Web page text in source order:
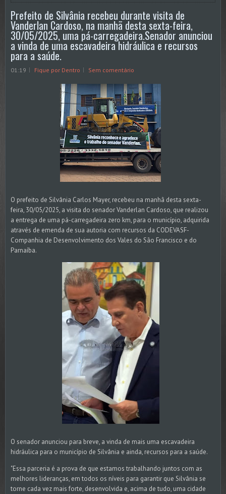
Prefeito de Silvânia recebeu durante visita de
Vanderlan Cardoso, na manhã desta sexta-feira,
30/05/2025, uma pá-carregadeira.Senador anunciou
a vinda de uma escavadeira hidráulica e recursos
para a saúde.
01:19 Fique por Dentro Sem comentário
O prefeito de Silvânia Carlos Mayer, recebeu na manhã desta sexta-
feira, 30/05/2025, a visita do senador Vanderlan Cardoso, que realizou
a entrega de uma pá-carregadeira zero km, para o município, adquirida
através de emenda de sua autoria com recursos da CODEVASF-
Companhia de Desenvolvimento dos Vales do São Francisco e do
Parnaíba.
O senador anunciou para breve, a vinda de mais uma escavadeira
hidráulica para o município de Silvânia e ainda, recursos para a saúde.
"Essa parceria é a prova de que estamos trabalhando juntos com as
melhores lideranças, em todos os níveis para garantir que Silvânia se
torne cada vez mais forte, desenvolvida e, acima de tudo, uma cidade